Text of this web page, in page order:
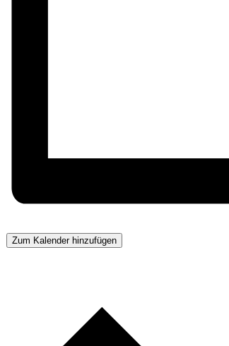
Zum Kalender hinzufügen